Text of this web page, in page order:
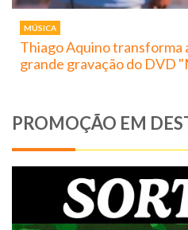
MÚSICA
Thiago Aquino transforma
grande gravação do DVD
PROMOÇÃO EM